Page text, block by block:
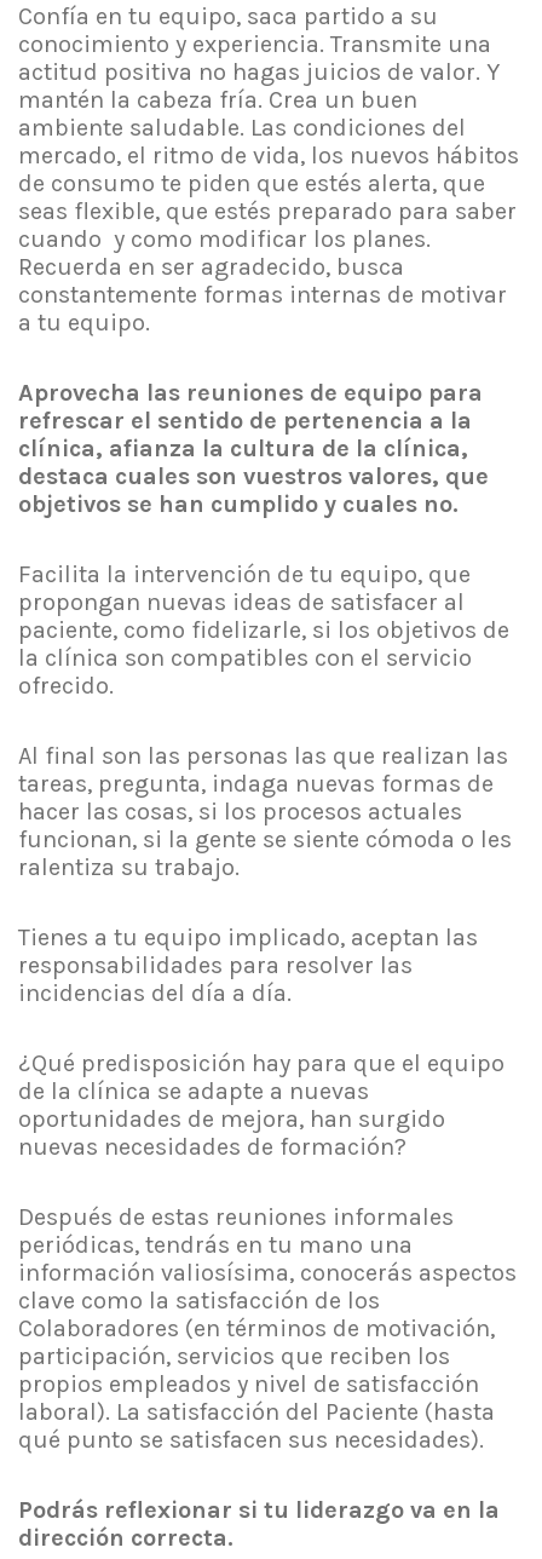
Confía en tu equipo, saca partido a su
conocimiento y experiencia. Transmite una
actitud positiva no hagas juicios de valor. Y
mantén la cabeza fría. Crea un buen
ambiente saludable. Las condiciones del
mercado, el ritmo de vida, los nuevos hábitos
de consumo te piden que estés alerta, que
seas flexible, que estés preparado para saber
cuando y como modificar los planes.
Recuerda en ser agradecido, busca
constantemente formas internas de motivar
a tu equipo.
Aprovecha las reuniones de equipo para
refrescar el sentido de pertenencia a la
clínica, afianza la cultura de la clínica,
destaca cuales son vuestros valores, que
objetivos se han cumplido y cuales no.
Facilita la intervención de tu equipo, que
propongan nuevas ideas de satisfacer al
paciente, como fidelizarle, si los objetivos de
la clínica son compatibles con el servicio
ofrecido.
Al final son las personas las que realizan las
tareas, pregunta, indaga nuevas formas de
hacer las cosas, si los procesos actuales
funcionan, si la gente se siente cómoda o les
ralentiza su trabajo.
Tienes a tu equipo implicado, aceptan las
responsabilidades para resolver las
incidencias del día a día.
¿Qué predisposición hay para que el equipo
de la clínica se adapte a nuevas
oportunidades de mejora, han surgido
nuevas necesidades de formación?
Después de estas reuniones informales
periódicas, tendrás en tu mano una
información valiosísima, conocerás aspectos
clave como la satisfacción de los
Colaboradores (en términos de motivación,
participación, servicios que reciben los
propios empleados y nivel de satisfacción
laboral). La satisfacción del Paciente (hasta
qué punto se satisfacen sus necesidades).
Podrás reflexionar si tu liderazgo va en la
dirección correcta.